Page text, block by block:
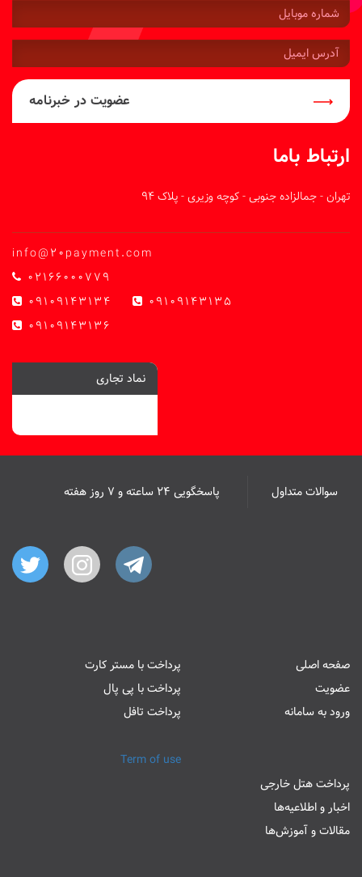
شماره
موبایل:
آدرس
ایمیل:
عضویت در خبرنامه
ارتباط باما
تهران - جمالزاده جنوبی - کوچه وزیری - پلاک 94
info@20payment.com
02166000779
09109143134
09109143135
09109143136
نماد تجاری
سوالات متداول پاسخگویی ۲۴ ساعته و ۷ روز هفته
صفحه اصلی
عضویت
ورود به سامانه
پرداخت با مستر کارت
پرداخت با پی پال
پرداخت تافل
پرداخت هتل خارجی
اخبار و اطلاعیه‌ها
مقالات و آموزش‌ها
Term of use